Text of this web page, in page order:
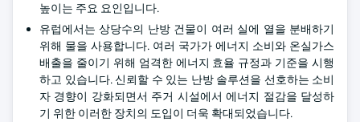
높이는 주요 요인입니다.
유럽에서는 상당수의 난방 건물이 여러 실에 열을 분배하기
위해 물을 사용합니다. 여러 국가가 에너지 소비와 온실가스
배출을 줄이기 위해 엄격한 에너지 효율 규정과 기준을 시행
하고 있습니다. 신뢰할 수 있는 난방 솔루션을 선호하는 소비
자 경향이 강화되면서 주거 시설에서 에너지 절감을 달성하
기 위한 이러한 장치의 도입이 더욱 확대되었습니다.